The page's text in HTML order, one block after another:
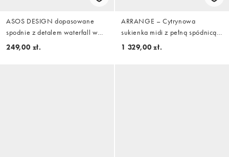
ASOS DESIGN dopasowane
spodnie z detalem waterfall w
kolorze czarnym
249,00 zł.
ARRANGE – Cytrynowa
sukienka midi z pełną spódnicą i
dekoltem karo z okrągłych
1 329,00 zł.